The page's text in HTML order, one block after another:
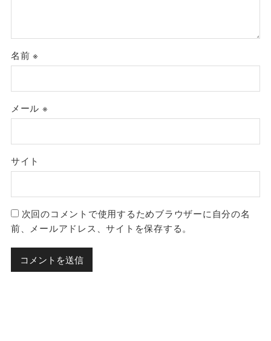
名前※
メール ※
サイト
次回のコメントで使用するためブラウザーに自分の名
前、メールアドレス、サイトを保存する。